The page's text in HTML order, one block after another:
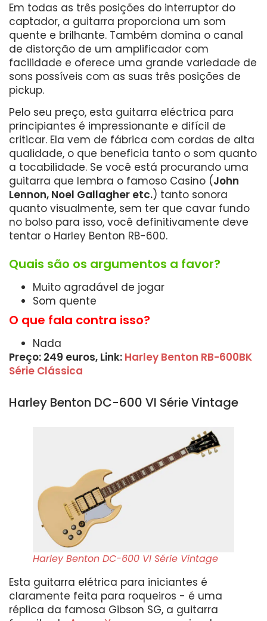
Em todas as três posições do interruptor do
captador, a guitarra proporciona um som
quente e brilhante. Também domina o canal
de distorção de um amplificador com
facilidade e oferece uma grande variedade de
sons possíveis com as suas três posições de
pickup.
Pelo seu preço, esta guitarra eléctrica para
principiantes é impressionante e difícil de
criticar. Ela vem de fábrica com cordas de alta
qualidade, o que beneficia tanto o som quanto
a tocabilidade. Se você está procurando uma
guitarra que lembra o famoso Casino (John
Lennon, Noel Gallagher etc.) tanto sonora
quanto visualmente, sem ter que cavar fundo
no bolso para isso, você definitivamente deve
tentar o Harley Benton RB-600.
Quais são os argumentos a favor?
Muito agradável de jogar
Som quente
O que fala contra isso?
Nada
Preço: 249 euros, Link: Harley Benton RB-600BK
Série Clássica
Harley Benton DC-600 VI Série Vintage
Harley Benton DC-600 VI Série Vintage
Esta guitarra elétrica para iniciantes é
claramente feita para roqueiros - é uma
réplica da famosa Gibson SG, a guitarra